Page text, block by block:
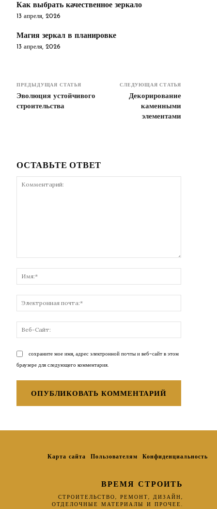
Как выбрать качественное зеркало
13 апреля, 2026
Магия зеркал в планировке
13 апреля, 2026
ПРЕДЫДУЩАЯ СТАТЬЯ
Эволюция устойчивого
строительства
СЛЕДУЮЩАЯ СТАТЬЯ
Декорирование
каменными
элементами
ОСТАВЬТЕ ОТВЕТ
почта:*
Сайт:
сохраните мое имя, адрес электронной почты и веб-сайт в этом
браузере для следующего комментария.
Карта сайта Пользователям Конфиденциальность
ВРЕМЯ СТРОИТЬ
СТРОИТЕЛЬСТВО, РЕМОНТ, ДИЗАЙН,
ОТДЕЛОЧНЫЕ МАТЕРИАЛЫ И ПРОЧЕЕ.